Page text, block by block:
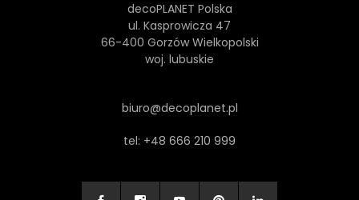
decoPLANET Polska
ul. Kasprowicza 47
66-400 Gorzów Wielkopolski
woj. lubuskie
biuro@decoplanet.pl
tel: +48 666 210 999